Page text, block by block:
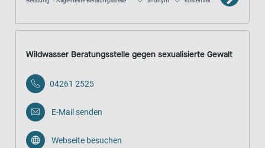
Wildwasser Beratungsstelle gegen sexualisierte Gewalt
04261 2525
E-Mail senden
Webseite besuchen